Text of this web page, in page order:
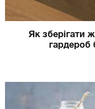
Як зберігати
гардероб